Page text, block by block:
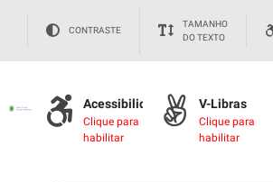
CONTRASTE
TAMANHO
DO TEXTO
Acessibilidade
Clique para
habilitar
V-Libras
Clique para
habilitar